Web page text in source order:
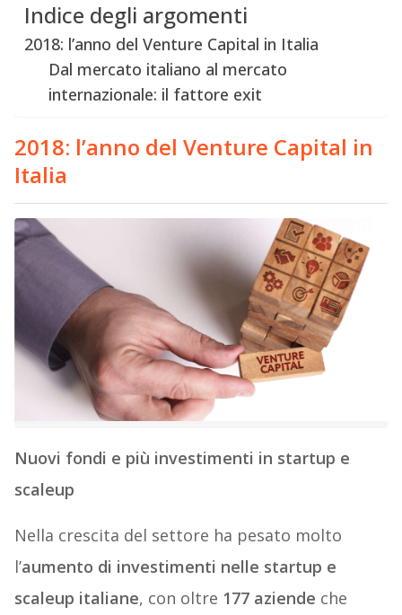
Indice degli argomenti
2018: l’anno del Venture Capital in Italia
Dal mercato italiano al mercato
internazionale: il fattore exit
2018: l’anno del Venture Capital in
Italia
Nuovi fondi e più investimenti in startup e
scaleup
Nella crescita del settore ha pesato molto
l’aumento di investimenti nelle startup e
scaleup italiane, con oltre 177 aziende che